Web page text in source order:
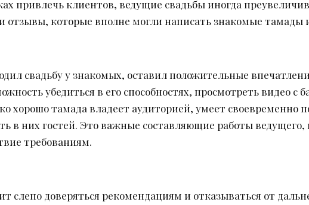
привлечь клиентов, ведущие свадьбы иногда
отзывы, которые вполне могли написать знакомые тамады
свадьбу у знакомых, оставил положительные
убедиться в его способностях, просмотреть видео с
хорошо тамада владеет аудиторией, умеет своевременно
в них гостей. Это важные составляющие работы
требованиям.
слепо доверяться рекомендациям и отказываться от